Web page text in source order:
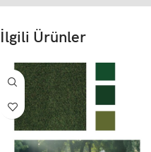
İlgili Ürünler